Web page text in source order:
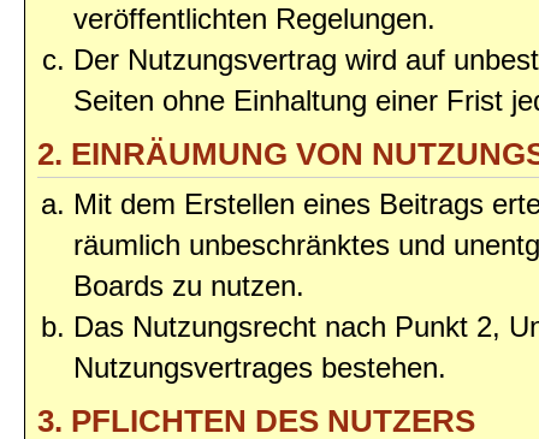
veröffentlichten Regelungen.
Der Nutzungsvertrag wird auf
Seiten ohne Einhaltung einer Frist
2. EINRÄUMUNG VON
Mit dem Erstellen eines Beitrags
räumlich unbeschränktes und
Boards zu nutzen.
Das Nutzungsrecht nach Punkt 2,
Nutzungsvertrages bestehen.
3. PFLICHTEN DES NUTZERS